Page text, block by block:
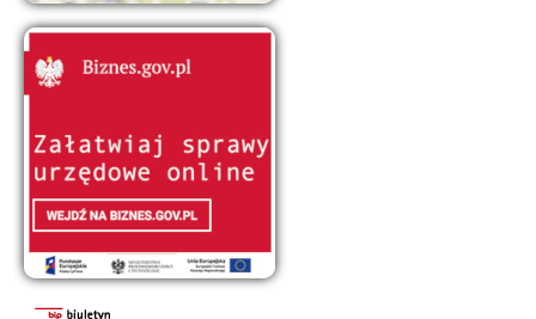
Kościół pw. św. Michała Archanioła